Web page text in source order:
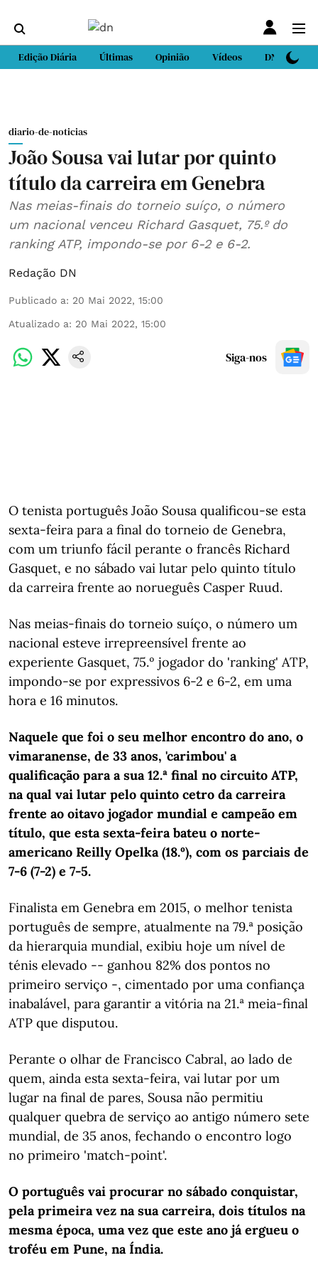
Edição Diária Últimas Opinião Vídeos DN Sport
diario-de-noticias
João Sousa vai lutar por quinto
título da carreira em Genebra
Nas meias-finais do torneio suíço, o número
um nacional venceu Richard Gasquet, 75.º do
ranking ATP, impondo-se por 6-2 e 6-2.
Redação DN
Publicado a: 20 Mai 2022, 15:00
Atualizado a: 20 Mai 2022, 15:00
Siga-nos
O tenista português João Sousa qualificou-se esta
sexta-feira para a final do torneio de Genebra,
com um triunfo fácil perante o francês Richard
Gasquet, e no sábado vai lutar pelo quinto título
da carreira frente ao norueguês Casper Ruud.
Nas meias-finais do torneio suíço, o número um
nacional esteve irrepreensível frente ao
experiente Gasquet, 75.º jogador do 'ranking' ATP,
impondo-se por expressivos 6-2 e 6-2, em uma
hora e 16 minutos.
Naquele que foi o seu melhor encontro do ano, o
vimaranense, de 33 anos, 'carimbou' a
qualificação para a sua 12.ª final no circuito ATP,
na qual vai lutar pelo quinto cetro da carreira
frente ao oitavo jogador mundial e campeão em
título, que esta sexta-feira bateu o norte-
americano Reilly Opelka (18.º), com os parciais de
7-6 (7-2) e 7-5.
Finalista em Genebra em 2015, o melhor tenista
português de sempre, atualmente na 79.ª posição
da hierarquia mundial, exibiu hoje um nível de
ténis elevado -- ganhou 82% dos pontos no
primeiro serviço -, cimentado por uma confiança
inabalável, para garantir a vitória na 21.ª meia-final
ATP que disputou.
Perante o olhar de Francisco Cabral, ao lado de
quem, ainda esta sexta-feira, vai lutar por um
lugar na final de pares, Sousa não permitiu
qualquer quebra de serviço ao antigo número sete
mundial, de 35 anos, fechando o encontro logo
no primeiro 'match-point'.
O português vai procurar no sábado conquistar,
pela primeira vez na sua carreira, dois títulos na
mesma época, uma vez que este ano já ergueu o
troféu em Pune, na Índia.